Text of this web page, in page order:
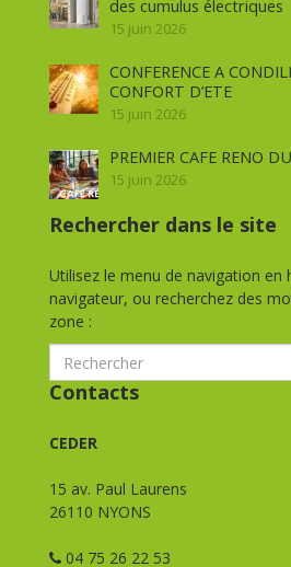
des cumulus électriques
15 juin 2026
CONFERENCE A
CONFORT D’ETE
15 juin 2026
PREMIER CAFE RENO
15 juin 2026
Rechercher dans le site
Utilisez le menu de navigation en
navigateur, ou recherchez des
zone :
Contacts
CEDER
15 av. Paul Laurens
26110 NYONS
04 75 26 22 53